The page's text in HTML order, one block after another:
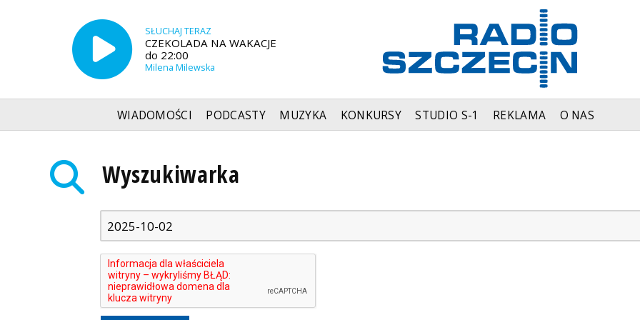
SŁUCHAJ TERAZ
CZEKOLADA NA WAKACJE
do 22:00
Milena Milewska
WIADOMOŚCI PODCASTY MUZYKA KONKURSY STUDIO S-1 REKLAMA O NAS
Wyszukiwarka